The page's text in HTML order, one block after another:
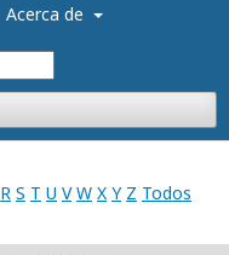
Acerca de
R S T U V W X Y Z Todos